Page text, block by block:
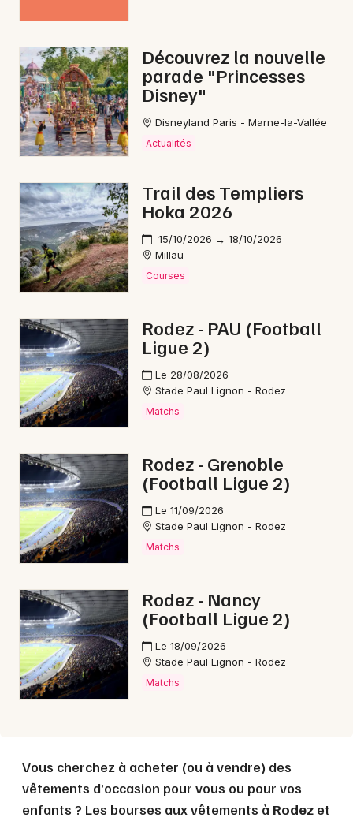
Sorties & loisirs
Bourse vêtements en Aveyron
Bourse vêtements en Midi-Pyrénées
Bourse vêtements en Occitanie
Newsletter des sorties
Artistes en tournée
Actus à Rodez
Magazine à Rodez
Choisir mes départements
Mon email
Je m'abonne
Découvrez la nouvelle
parade "Princesses
Disney"
Disneyland Paris - Marne-la-Vallée
Actualités
Trail des Templiers
Hoka 2026
15/10/2026 → 18/10/2026
Millau
Courses
Rodez - PAU (Football
Ligue 2)
Le 28/08/2026
Stade Paul Lignon - Rodez
Matchs
Rodez - Grenoble
(Football Ligue 2)
Le 11/09/2026
Stade Paul Lignon - Rodez
Matchs
Rodez - Nancy
(Football Ligue 2)
Le 18/09/2026
Stade Paul Lignon - Rodez
Matchs
Vous cherchez à acheter (ou à vendre) des
vêtements d’occasion pour vous ou pour vos
enfants ? Les bourses aux vêtements à Rodez et